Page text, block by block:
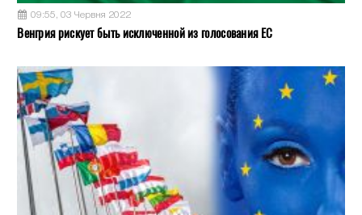
09:55, 03 Червня 2022
Венгрия рискует быть исключенной из голосования ЕС